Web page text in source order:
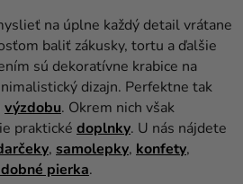
na úplne každý detail vrátane
baliť zákusky, tortu a ďalšie
sú dekoratívne krabice na
dizajn. Perfektne tak
výzdobu. Okrem nich však
praktické doplnky. U nás nájdete
, samolepky, konfety,
pierka.